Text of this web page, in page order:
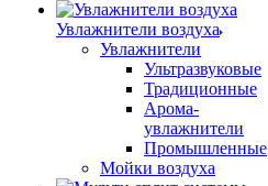
Увлажнители воздуха
Увлажнители
Ультразвуковые
Традиционные
Арома-
увлажнители
Промышленные
Мойки воздуха